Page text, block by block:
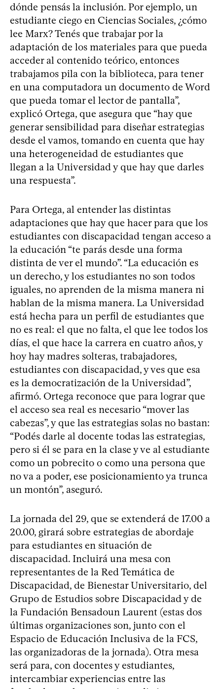
dónde pensás la inclusión. Por ejemplo, un
estudiante ciego en Ciencias Sociales, ¿cómo
lee Marx? Tenés que trabajar por la
adaptación de los materiales para que pueda
acceder al contenido teórico, entonces
trabajamos pila con la biblioteca, para tener
en una computadora un documento de Word
que pueda tomar el lector de pantalla”,
explicó Ortega, que asegura que “hay que
generar sensibilidad para diseñar estrategias
desde el vamos, tomando en cuenta que hay
una heterogeneidad de estudiantes que
llegan a la Universidad y que hay que darles
una respuesta”.
Para Ortega, al entender las distintas
adaptaciones que hay que hacer para que los
estudiantes con discapacidad tengan acceso a
la educación “te parás desde una forma
distinta de ver el mundo”. “La educación es
un derecho, y los estudiantes no son todos
iguales, no aprenden de la misma manera ni
hablan de la misma manera. La Universidad
está hecha para un perfil de estudiantes que
no es real: el que no falta, el que lee todos los
días, el que hace la carrera en cuatro años, y
hoy hay madres solteras, trabajadores,
estudiantes con discapacidad, y ves que esa
es la democratización de la Universidad”,
afirmó. Ortega reconoce que para lograr que
el acceso sea real es necesario “mover las
cabezas”, y que las estrategias solas no bastan:
“Podés darle al docente todas las estrategias,
pero si él se para en la clase y ve al estudiante
como un pobrecito o como una persona que
no va a poder, ese posicionamiento ya trunca
un montón”, aseguró.
La jornada del 29, que se extenderá de 17.00 a
20.00, girará sobre estrategias de abordaje
para estudiantes en situación de
discapacidad. Incluirá una mesa con
representantes de la Red Temática de
Discapacidad, de Bienestar Universitario, del
Grupo de Estudios sobre Discapacidad y de
la Fundación Bensadoun Laurent (estas dos
últimas organizaciones son, junto con el
Espacio de Educación Inclusiva de la FCS,
las organizadoras de la jornada). Otra mesa
será para, con docentes y estudiantes,
intercambiar experiencias entre las